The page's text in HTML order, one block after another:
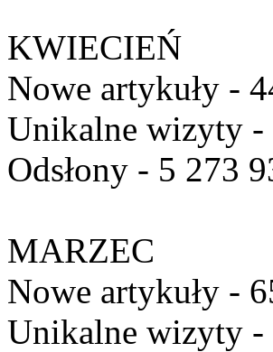
KWIECIEŃ
Nowe artykuły -
Unikalne wizyty -
Odsłony - 5 273
MARZEC
Nowe artykuły -
Unikalne wizyty -